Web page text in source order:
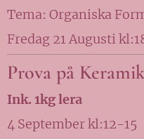
Tema: Organiska
Fredag 21 Augusti
Prova på
Ink. 1kg lera
4 September kl:12-15